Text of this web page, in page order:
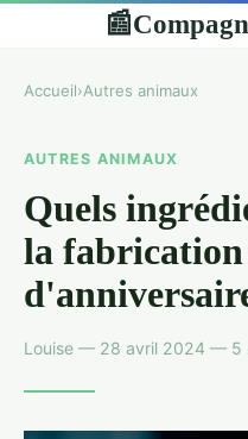
📰
Accueil›Autres animaux
AUTRES ANIMAUX
Quels
la fabrication
Louise — 28 avril 2024 — 5